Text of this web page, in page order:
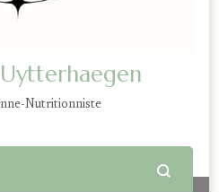
Nutritionniste